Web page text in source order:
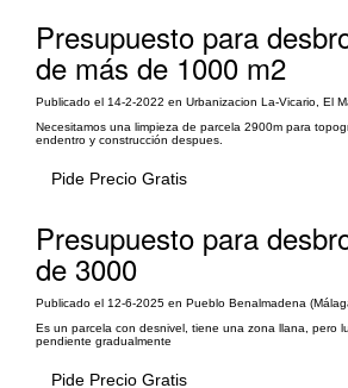
Presupuesto para
de más de 1000 m2
Publicado el 14-2-2022 en Urbanizacion La-Vicario, El
Necesitamos una limpieza de parcela 2900m para
endentro y construcción despues.
Pide Precio Gratis
Presupuesto para
de 3000
Publicado el 12-6-2025 en Pueblo Benalmadena
Es un parcela con desnivel, tiene una zona llana, pero
pendiente gradualmente
Pide Precio Gratis